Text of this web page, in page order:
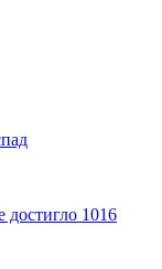
достигло 1016